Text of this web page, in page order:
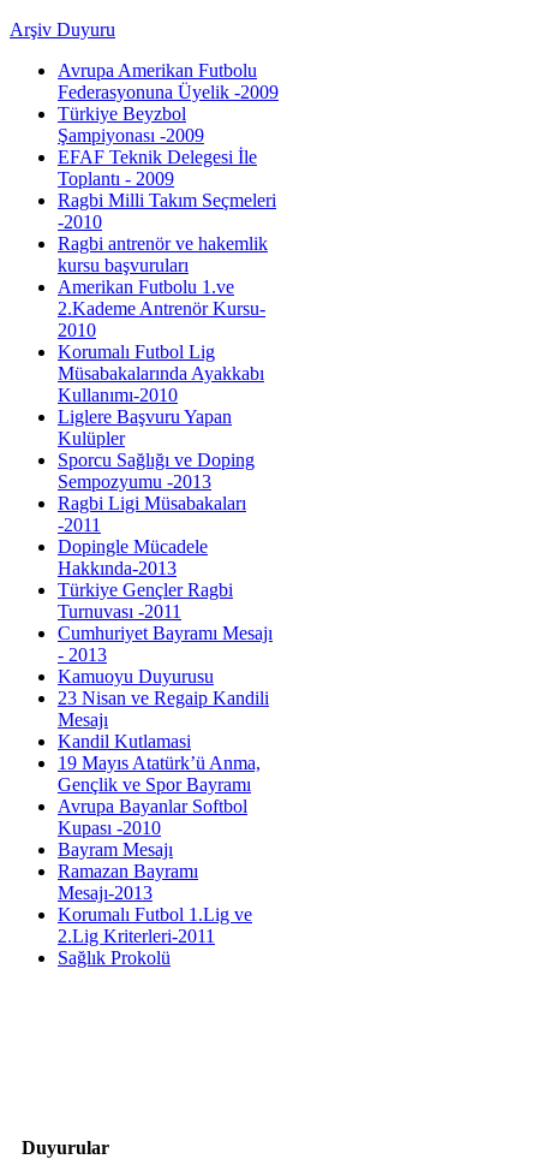
Arşiv Duyuru
Avrupa Amerikan Futbolu
Federasyonuna Üyelik -2009
Türkiye Beyzbol
Şampiyonası -2009
EFAF Teknik Delegesi İle
Toplantı - 2009
Ragbi Milli Takım Seçmeleri
-2010
Ragbi antrenör ve hakemlik
kursu başvuruları
Amerikan Futbolu 1.ve
2.Kademe Antrenör Kursu-
2010
Korumalı Futbol Lig
Müsabakalarında Ayakkabı
Kullanımı-2010
Liglere Başvuru Yapan
Kulüpler
Sporcu Sağlığı ve Doping
Sempozyumu -2013
Ragbi Ligi Müsabakaları
-2011
Dopingle Mücadele
Hakkında-2013
Türkiye Gençler Ragbi
Turnuvası -2011
Cumhuriyet Bayramı Mesajı
- 2013
Kamuoyu Duyurusu
23 Nisan ve Regaip Kandili
Mesajı
Kandil Kutlamasi
19 Mayıs Atatürk’ü Anma,
Gençlik ve Spor Bayramı
Avrupa Bayanlar Softbol
Kupası -2010
Bayram Mesajı
Ramazan Bayramı
Mesajı-2013
Korumalı Futbol 1.Lig ve
2.Lig Kriterleri-2011
Sağlık Prokolü
Duyurular
2017 Lig Fikstürü